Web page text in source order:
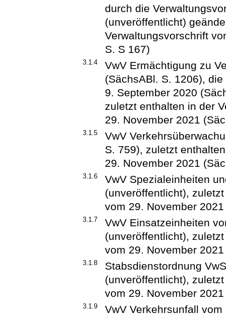
durch die
(unveröffentlicht)
Verwaltungsvorschrift
S. S 167)
3.1.4
VwV Ermächtigung zu
(SächsABl. S. 1206),
9. September 2020
zuletzt enthalten in der
29. November 2021
3.1.5
VwV
S. 759), zuletzt
29. November 2021
3.1.6
VwV Spezialeinheiten
(unveröffentlicht),
vom 29. November
3.1.7
VwV Einsatzeinheiten
(unveröffentlicht),
vom 29. November
3.1.8
Stabsdienstordnung
(unveröffentlicht),
vom 29. November
3.1.9
VwV Verkehrsunfall